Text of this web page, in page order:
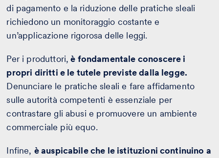
di pagamento e la riduzione delle pratiche sleali
richiedono un monitoraggio costante e
un’applicazione rigorosa delle leggi.
Per i produttori, è fondamentale conoscere i
propri diritti e le tutele previste dalla legge.
Denunciare le pratiche sleali e fare affidamento
sulle autorità competenti è essenziale per
contrastare gli abusi e promuovere un ambiente
commerciale più equo.
Infine, è auspicabile che le istituzioni continuino a